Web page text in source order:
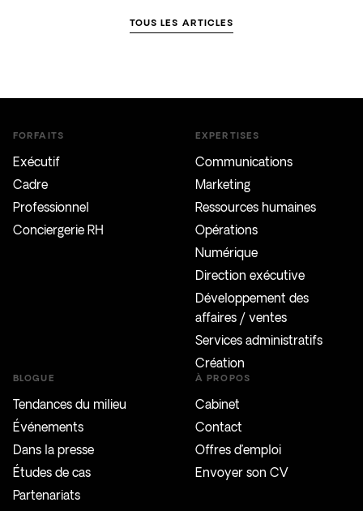
TOUS LES ARTICLES
FORFAITS
Exécutif
Cadre
Professionnel
Conciergerie RH
EXPERTISES
Communications
Marketing
Ressources humaines
Opérations
Numérique
Direction exécutive
Développement des
affaires / ventes
Services administratifs
Création
BLOGUE
Tendances du milieu
Événements
Dans la presse
Études de cas
Partenariats
À PROPOS
Cabinet
Contact
Offres d’emploi
Envoyer son CV